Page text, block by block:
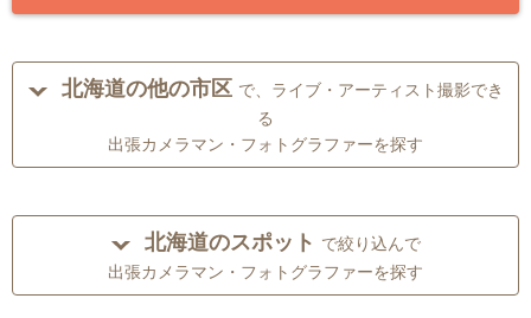
北海道の他の市区 で、ライブ・アーティスト撮影でき
る
出張カメラマン・フォトグラファーを探す
北海道のスポット で絞り込んで
出張カメラマン・フォトグラファーを探す